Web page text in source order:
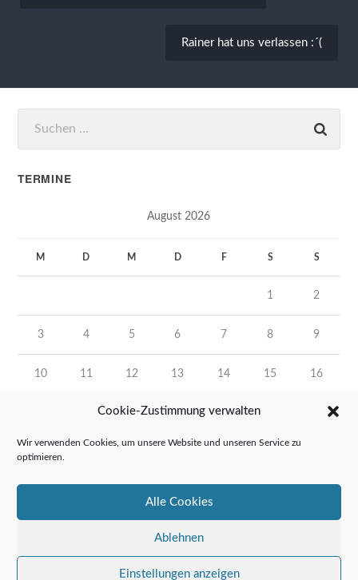
Cookie-Zustimmung verwalten
Wir verwenden Cookies, um unsere Website und unseren Service zu
optimieren.
Alle Cookies
Ablehnen
Einstellungen anzeigen
Rainer hat uns verlassen :´(
nach:
TERMINE
August 2026
M D M D F S S
1 2
3 4 5 6 7 8 9
10 11 12 13 14 15 16
19 20 21
24